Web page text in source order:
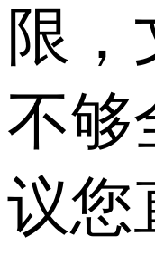
限，
不够
议您